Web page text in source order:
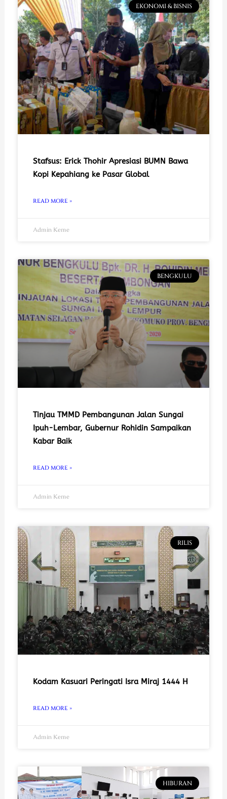
EKONOMI & BISNIS
Stafsus: Erick Thohir Apresiasi BUMN Bawa
Kopi Kepahiang ke Pasar Global
READ MORE »
Admin Keme
BENGKULU
Tinjau TMMD Pembangunan Jalan Sungai
Ipuh-Lembar, Gubernur Rohidin Sampaikan
Kabar Baik
READ MORE »
Admin Keme
RILIS
Kodam Kasuari Peringati Isra Miraj 1444 H
READ MORE »
Admin Keme
HIBURAN